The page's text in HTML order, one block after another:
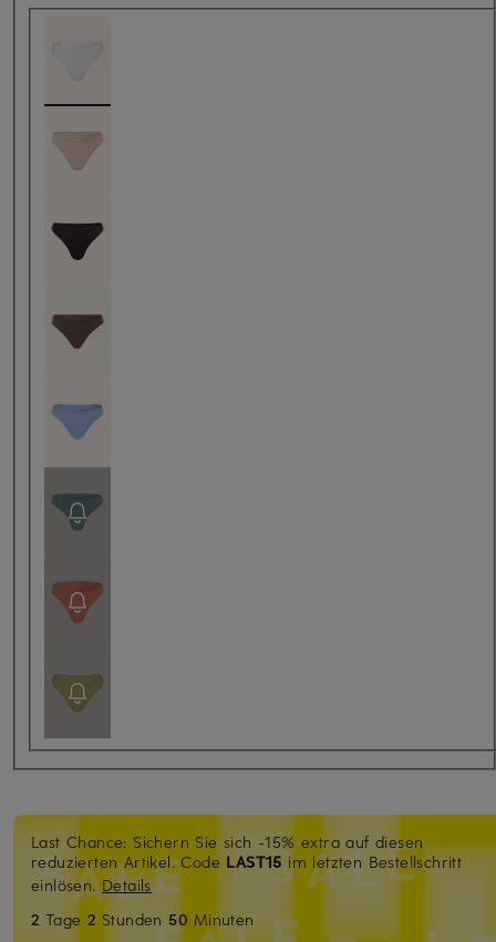
Last Chance: Sichern Sie sich -15% extra auf diesen
reduzierten Artikel. Code LAST15im letzten Bestellschritt
einlösen.Details
2 Tage2 Stunden 50 Minuten